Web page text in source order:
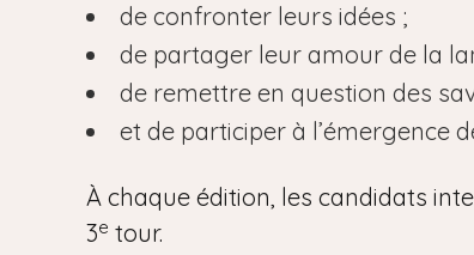
de confronter leurs idées ;
de partager leur amour de la
de remettre en question des
et de participer à l’émergence
À chaque édition, les candidats
3e tour.